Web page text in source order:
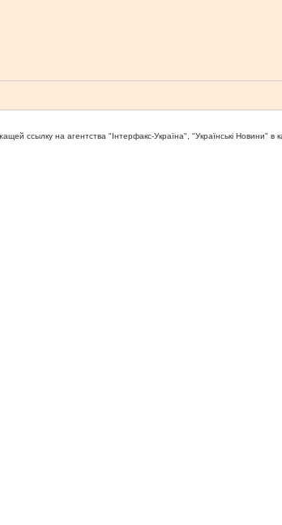
ссылку на агентства "Iнтерфакс-Україна", "Українськi Новини" в